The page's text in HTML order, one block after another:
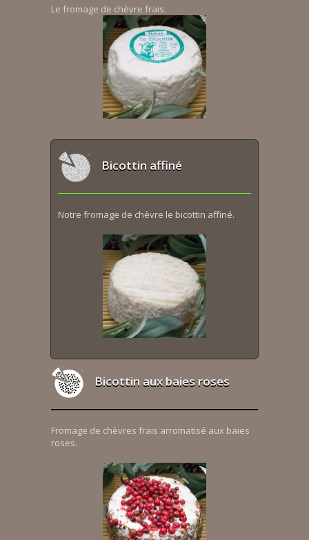
Le fromage de chèvre frais.
Bicottin affiné
Notre fromage de chèvre le bicottin affiné.
Bicottin aux baies roses
Fromage de chèvres frais arromatisé aux baies
roses.